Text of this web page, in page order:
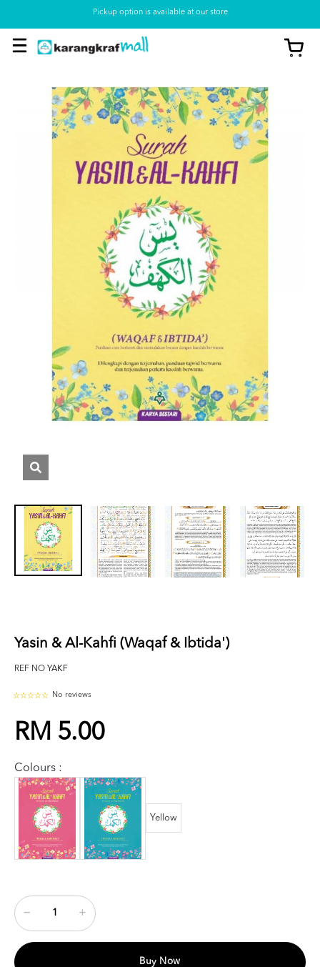
Pickup option is available at our store
Yasin & Al-Kahfi (Waqaf & Ibtida')
REF NO YAKF
No reviews
RM 5.00
Colours :
Yellow
Buy Now